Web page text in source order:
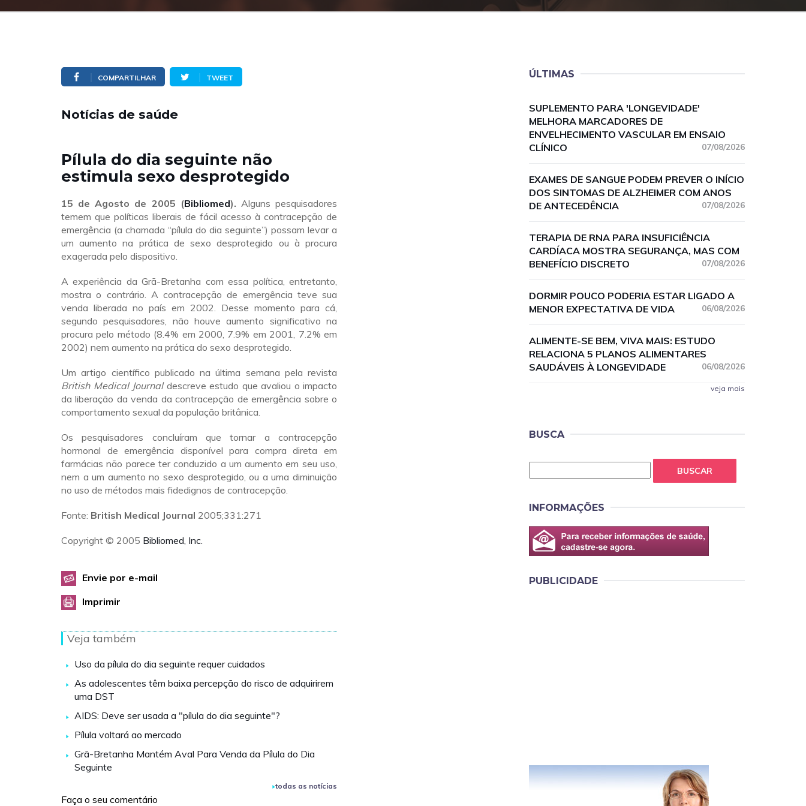
COMPARTILHAR TWEET
Notícias de saúde
Pílula do dia seguinte não
estimula sexo desprotegido
15 de Agosto de 2005 (Bibliomed). Alguns pesquisadores
temem que políticas liberais de fácil acesso à contracepção de
emergência (a chamada “pílula do dia seguinte”) possam levar a
um aumento na prática de sexo desprotegido ou à procura
exagerada pelo dispositivo.
A experiência da Grã-Bretanha com essa política, entretanto,
mostra o contrário. A contracepção de emergência teve sua
venda liberada no país em 2002. Desse momento para cá,
segundo pesquisadores, não houve aumento significativo na
procura pelo método (8.4% em 2000, 7.9% em 2001, 7.2% em
2002) nem aumento na prática do sexo desprotegido.
Um artigo científico publicado na última semana pela revista
British Medical Journaldescreve estudo que avaliou o impacto
da liberação da venda da contracepção de emergência sobre o
comportamento sexual da população britânica.
Os pesquisadores concluíram que tornar a contracepção
hormonal de emergência disponível para compra direta em
farmácias não parece ter conduzido a um aumento em seu uso,
nem a um aumento no sexo desprotegido, ou a uma diminuição
no uso de métodos mais fidedignos de contracepção.
Fonte: British Medical Journal 2005;331:271
Copyright © 2005 Bibliomed, Inc.
Envie por e-mail
Imprimir
Veja também
Uso da pílula do dia seguinte requer cuidados
As adolescentes têm baixa percepção do risco de adquirirem
uma DST
AIDS: Deve ser usada a "pílula do dia seguinte"?
Pílula voltará ao mercado
Grã-Bretanha Mantém Aval Para Venda da Pílula do Dia
Seguinte
todas as notícias
Faça o seu comentário
ÚLTIMAS
SUPLEMENTO PARA 'LONGEVIDADE'
MELHORA MARCADORES DE
ENVELHECIMENTO VASCULAR EM ENSAIO
CLÍNICO
07/08/2026
EXAMES DE SANGUE PODEM PREVER O INÍCIO
DOS SINTOMAS DE ALZHEIMER COM ANOS
DE ANTECEDÊNCIA
07/08/2026
TERAPIA DE RNA PARA INSUFICIÊNCIA
CARDÍACA MOSTRA SEGURANÇA, MAS COM
BENEFÍCIO DISCRETO
07/08/2026
DORMIR POUCO PODERIA ESTAR LIGADO A
MENOR EXPECTATIVA DE VIDA
06/08/2026
ALIMENTE-SE BEM, VIVA MAIS: ESTUDO
RELACIONA 5 PLANOS ALIMENTARES
SAUDÁVEIS À LONGEVIDADE
06/08/2026
veja mais
BUSCA
BUSCAR
INFORMAÇÕES
PUBLICIDADE